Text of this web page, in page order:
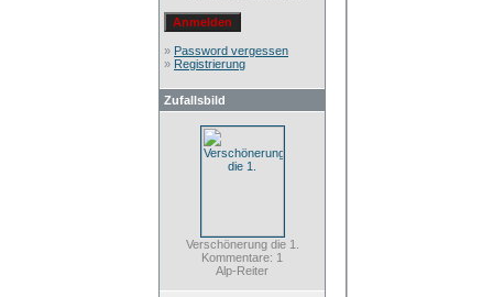
» Password vergessen
» Registrierung
Zufallsbild
Verschönerung die 1.
Kommentare: 1
Alp-Reiter